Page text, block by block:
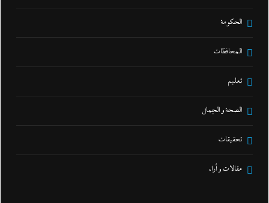
الحكومة
المحافظات
تعليم
الصحة و الجمال
تحقيقات
مقالات و أراء